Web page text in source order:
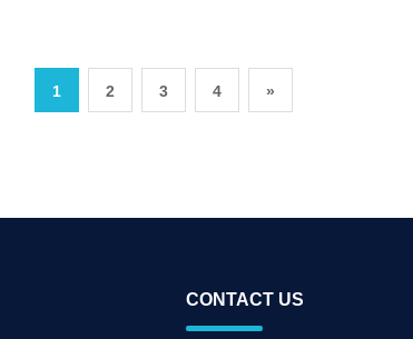
1 2 3 4 »
CONTACT US